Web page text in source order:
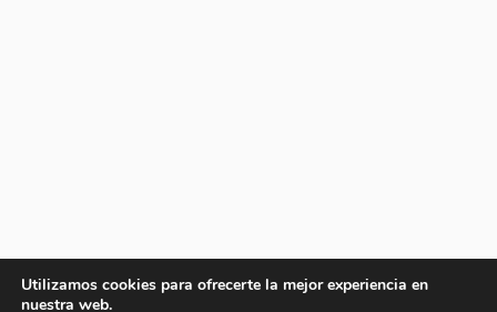
Utilizamos cookies para ofrecerte la mejor experiencia en
nuestra web.